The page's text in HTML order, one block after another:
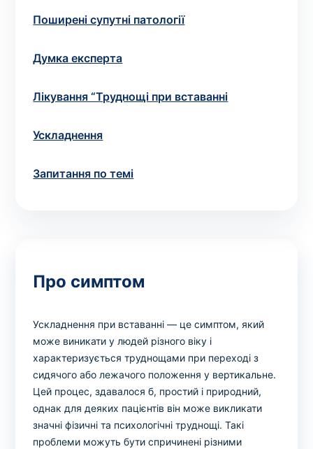
Поширені супутні патології
Думка експерта
Лікування “Труднощі при вставанні
Ускладнення
Запитання по темі
Про симптом
Ускладнення при вставанні — це симптом, який
може виникати у людей різного віку і
характеризується труднощами при переході з
сидячого або лежачого положення у вертикальне.
Цей процес, здавалося б, простий і природний,
однак для деяких пацієнтів він може викликати
значні фізичні та психологічні труднощі. Такі
проблеми можуть бути спричинені різними
своєчасного оновлення розміщеного на сайті прайс-
листа. Проте, щоб уникнути можливих непорозумінь,
виконання досліджень за телефонами, вказаними на